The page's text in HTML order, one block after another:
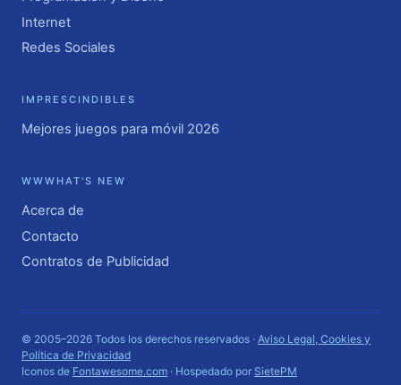
Internet
Redes Sociales
IMPRESCINDIBLES
Mejores juegos para móvil 2026
WWWHAT'S NEW
Acerca de
Contacto
Contratos de Publicidad
© 2005–2026 Todos los derechos reservados · Aviso Legal, Cookies y
Política de Privacidad
Iconos de Fontawesome.com · Hospedado por SietePM